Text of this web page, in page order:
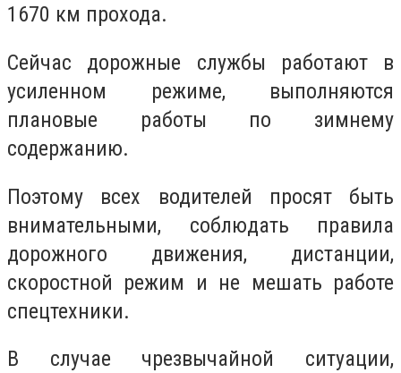
1670 км прохода.
Сейчас дорожные службы работают в
усиленном режиме, выполняются
плановые работы по зимнему
содержанию.
Поэтому всех водителей просят быть
внимательными, соблюдать правила
дорожного движения, дистанции,
скоростной режим и не мешать работе
спецтехники.
В случае чрезвычайной ситуации,